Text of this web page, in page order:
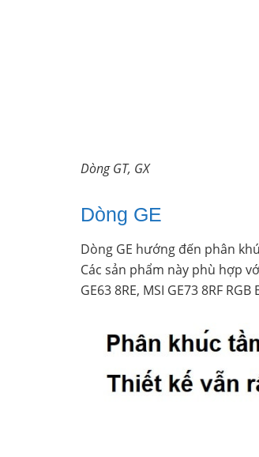
Dòng GT, GX
Dòng GE
Dòng GE hướng đến phân
Các sản phẩm này phù hợp
GE63 8RE, MSI GE73 8RF RGB